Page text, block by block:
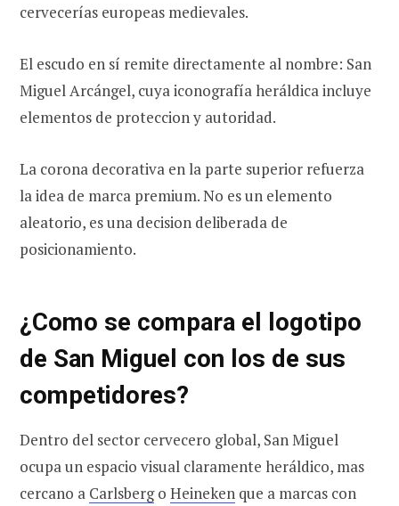
cervecerías europeas medievales.
El escudo en sí remite directamente al nombre: San
Miguel Arcángel, cuya iconografía heráldica incluye
elementos de proteccion y autoridad.
La corona decorativa en la parte superior refuerza
la idea de marca premium. No es un elemento
aleatorio, es una decision deliberada de
posicionamiento.
¿Como se compara el logotipo
de San Miguel con los de sus
competidores?
Dentro del sector cervecero global, San Miguel
ocupa un espacio visual claramente heráldico, mas
cercano a Carlsbergo Heineken que a marcas con